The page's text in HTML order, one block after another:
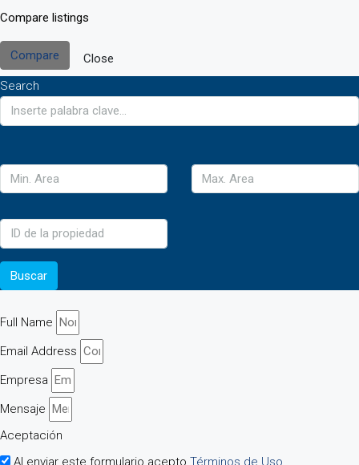
Compare listings
Compare
Close
Search
Buscar
Full Name
Email Address
Empresa
Mensaje
Aceptación
Al enviar este formulario acepto Términos de Uso.